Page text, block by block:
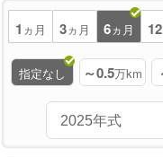
1 ヵ月 3ヵ月 6ヵ月 12
指定なし ～0.5万km